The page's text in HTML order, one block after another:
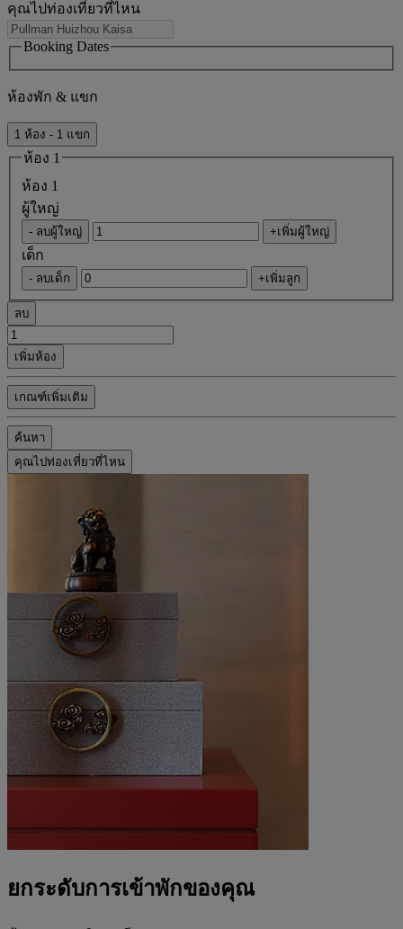
คุณไปท่องเที่ยวที่ไหน
Booking Dates
ห้องพัก & แขก
1 ห้อง - 1 แขก
ห้อง 1
ห้อง 1
ผู้ใหญ่
- ลบผู้ใหญ่ +เพิ่มผู้ใหญ่
เด็ก
- ลบเด็ก +เพิ่มลูก
ลบ
เพิ่มห้อง
เกณฑ์เพิ่มเติม
ค้นหา
คุณไปท่องเที่ยวที่ไหน
ยกระดับการเข้าพักของคุณ